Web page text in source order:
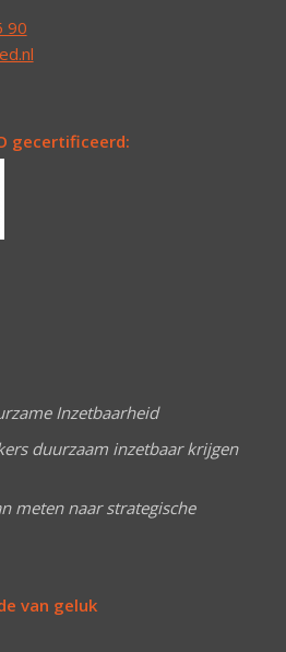
90
gecertificeerd:
Inzetbaarheid
duurzaam inzetbaar krijgen
meten naar strategische
van geluk